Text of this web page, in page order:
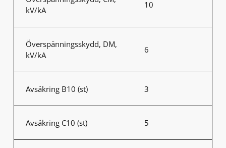
kV/kA
10
Överspänningsskydd, DM,
kV/kA
6
Avsäkring B10 (st) 3
Avsäkring C10 (st) 5